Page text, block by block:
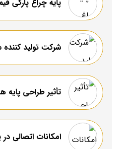
پایه چراغ پارکی
شرکت تولید کننده